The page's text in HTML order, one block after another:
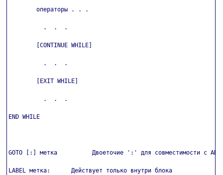
        операторы . . .
          .  .  .
        [CONTINUE WHILE]
          .  .  .
        [EXIT WHILE]
          .  .  .
END WHILE
GOTO [:] метка          Двоеточие ':' для совместимости с ANSI
LABEL метка:      Действует только внутри блока